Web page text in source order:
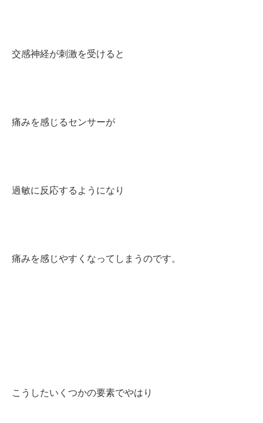
交感神経が刺激を受けると
痛みを感じるセンサーが
過敏に反応するようになり
痛みを感じやすくなってしまうのです。
こうしたいくつかの要素でやはり